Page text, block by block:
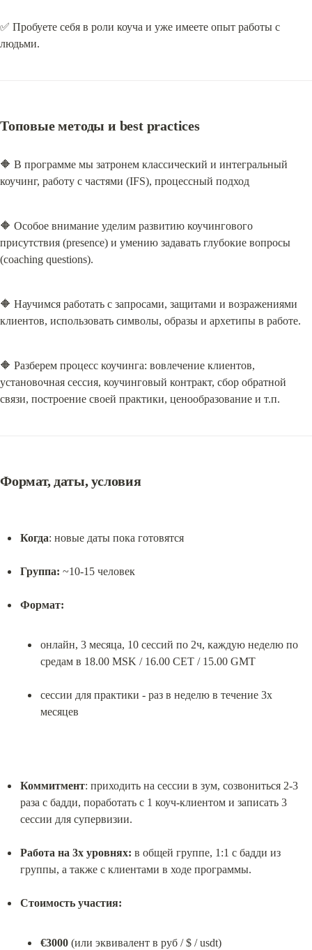
✅ Пробуете себя в роли коуча и уже имеете опыт работы с
людьми.
Топовые методы и best practices
🔶 В программе мы затронем классический и интегральный
коучинг, работу с частями (IFS), процессный подход
🔶 Особое внимание уделим развитию коучингового
присутствия (presence) и умению задавать глубокие вопросы
(coaching questions).
🔶 Научимся работать с запросами, защитами и возражениями
клиентов, использовать символы, образы и архетипы в работе.
🔶 Разберем процесс коучинга: вовлечение клиентов,
установочная сессия, коучинговый контракт, сбор обратной
связи, построение своей практики, ценообразование и т.п.
Формат, даты, условия
Когда: новые даты пока готовятся
Группа: ~10-15 человек
Формат:
онлайн, 3 месяца, 10 сессий по 2ч, каждую неделю по
средам в 18.00 MSK / 16.00 CET / 15.00 GMT
сессии для практики - раз в неделю в течение 3х
месяцев
Коммитмент: приходить на сессии в зум, созвониться 2-3
раза с бадди, поработать с 1 коуч-клиентом и записать 3
сессии для супервизии.
Работа на 3х уровнях: в общей группе, 1:1 с бадди из
группы, а также с клиентами в ходе программы.
Стоимость участия:
€3000 (или эквивалент в руб / $ / usdt)